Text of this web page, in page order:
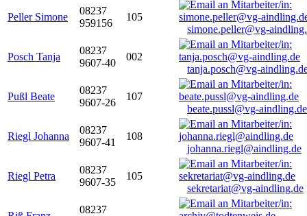
Peller Simone
08237
959156
105
simone.peller@vg-
Posch Tanja
08237
9607-40
002
tanja.posch@vg-
Pußl Beate
08237
9607-26
107
beate.pussl@vg-aindling.de
Riegl Johanna
08237
9607-41
108
johanna.riegl@aindling.de
Riegl Petra
08237
9607-35
105
sekretariat@vg-aindling.de
08237